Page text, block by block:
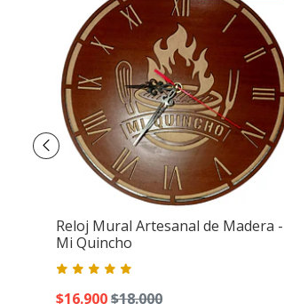
Reloj Mural Artesanal de Madera -
Mi Quincho
$16.900$18.000